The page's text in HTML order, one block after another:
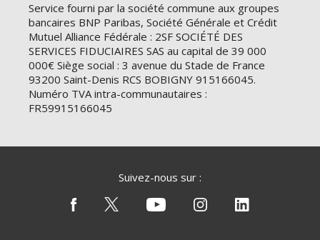
Service fourni par la société commune aux groupes
bancaires BNP Paribas, Société Générale et Crédit
Mutuel Alliance Fédérale : 2SF SOCIÉTÉ DES
SERVICES FIDUCIAIRES SAS au capital de 39 000
000€ Siège social : 3 avenue du Stade de France
93200 Saint-Denis RCS BOBIGNY 915166045.
Numéro TVA intra-communautaires :
FR59915166045
Suivez-nous sur :